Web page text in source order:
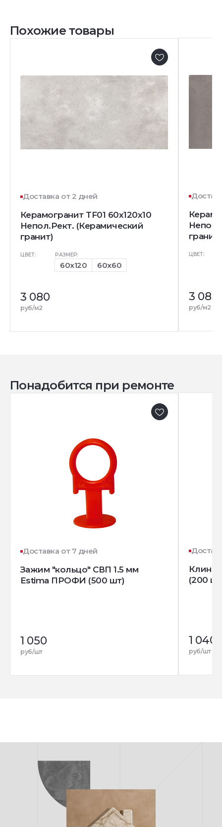
Похожие товары
Доставка от 2 дней
Керамогранит TF01 60x120x10
Непол.Рект. (Керамический
гранит)
ЦВЕТ: РАЗМЕР:
60x120 60x60
3 080
руб/м2
гранит)
ЦВЕТ:
3 080
руб/м2
Понадобится при ремонте
Доставка от 7 дней
Зажим "кольцо" СВП 1.5 мм
Estima ПРОФИ (500 шт)
1 050
руб/шт
Клин
(200
1 040
руб/шт